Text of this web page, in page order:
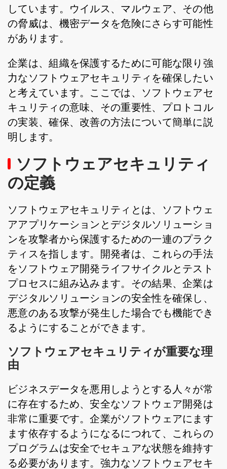
しています。ウイルス、マルウェア、その他
の脅威は、機密データを危険にさらす可能性
があります。
企業は、組織を保護するために可能な限り強
力なソフトウェアセキュリティを確保したい
と考えています。ここでは、ソフトウェアセ
キュリティの意味、その重要性、プロトコル
の実装、確保、改善の方法について簡単に説
明します。
ソフトウェアセキュリティ
の定義
ソフトウェアセキュリティとは、ソフトウェ
アアプリケーションとデジタルソリューショ
ンを攻撃者から保護するための一連のプラク
ティスを指します。開発者は、これらの手法
をソフトウェア開発ライフサイクルとテスト
プロセスに組み込みます。その結果、企業は
デジタルソリューションの安全性を確保し、
悪意のある攻撃が発生した場合でも機能でき
るようにすることができます。
ソフトウェアセキュリティが重要な理
由
ビジネスデータを悪用しようとする人々が常
に存在するため、安全なソフトウェア開発は
非常に重要です。企業がソフトウェアにます
ます依存するようになるにつれて、これらの
プログラムは安全でセキュアな状態を維持す
る必要があります。強力なソフトウェアセキ